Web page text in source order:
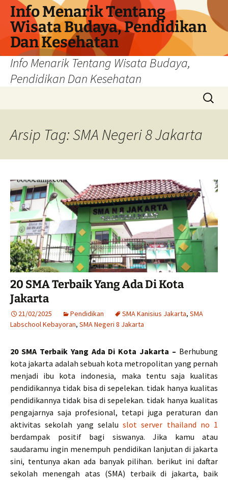
Info Menarik Tentang
Wisata Budaya, Pendidikan
Dan Kesehatan
Info Menarik Tentang Wisata Budaya,
Pendidikan Dan Kesehatan
Cari
untuk:
Arsip Tag: SMA Negeri 8 Jakarta
20 SMA Terbaik Yang Ada Di Kota
Jakarta
21/02/2025 Pendidikan SMA Kanisius Jakarta, SMA
Labschool Kebayoran, SMA Negeri 8 Jakarta
20 SMA Terbaik Yang Ada Di Kota Jakarta – Berhubung
kota jakarta adalah sebuah kota metropolitan yang pernah
menjadi ibu kota indonesia, maka tentu saja kualitas
pendidikannya tidak bisa di sepelekan. tidak hanya kualitas
pendidikannya tidak bisa di sepelekan. tidak hanya kualitas
pengajarnya saja profesional, tetapi juga peraturan dan
aktivitas sekolah yang selalu slot server thailand no 1
berdampak positif bagi siswanya. Jika kamu atau
saudaramu ingin menempuh pendidikan lanjutan di jakarta
sini, tentunya akan ada banyak pilihan. berikut ini daftar
sekolah menengah atas (SMA) terbaik di jakarta, baik